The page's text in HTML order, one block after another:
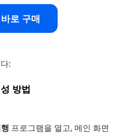
바로 구매
:
방법
프로그램을 열고, 메인 화면